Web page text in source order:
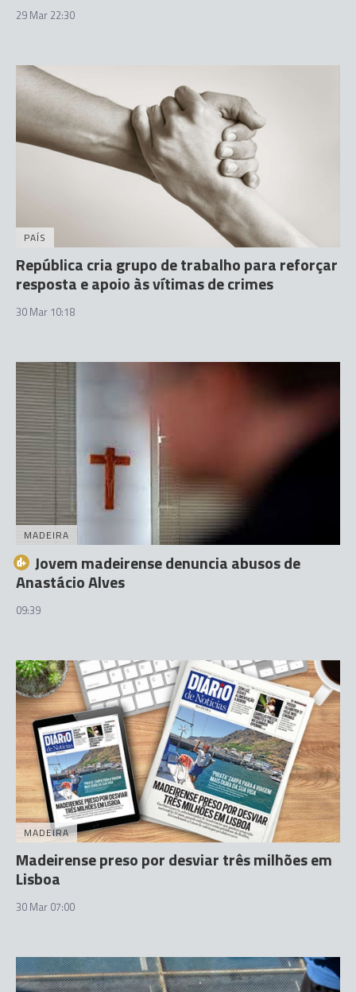
29 Mar 22:30
PAÍS
República cria grupo de trabalho para reforçar
resposta e apoio às vítimas de crimes
30 Mar 10:18
MADEIRA
Jovem madeirense denuncia abusos de
Anastácio Alves
09:39
MADEIRA
Madeirense preso por desviar três milhões em
Lisboa
30 Mar 07:00